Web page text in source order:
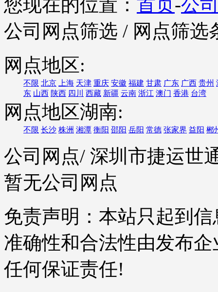
您现在的位置： 首页-公
公司网点筛选 / 网点筛选
网点地区:
不限 北京 上海 天津 重庆 安徽 福建 甘肃 广东 广西 贵州
东 山西 陕西 四川 西藏 新疆 云南 浙江 澳门 香港 台湾
网点地区湖南:
不限 长沙 株洲 湘潭 衡阳 邵阳 岳阳 常德 张家界 益阳 郴
公司网点/ 深圳市捷运世
暂无公司网点
免责声明：本站只起到
准确性和合法性由发布
任何保证责任!